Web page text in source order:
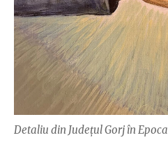
Detaliu din Județul Gorj în